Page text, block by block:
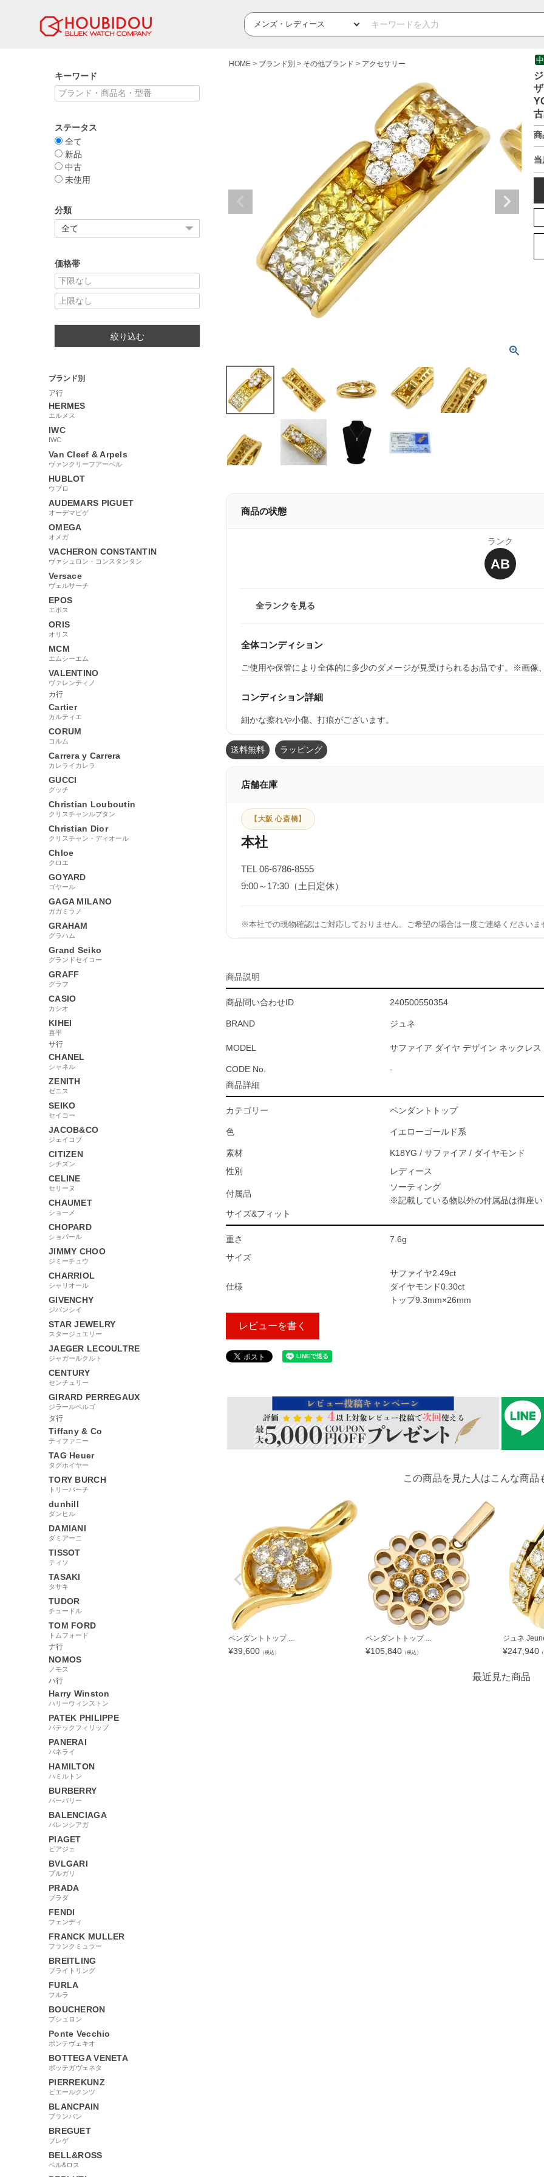
キーワード
ステータス
全て
新品
中古
未使用
分類
価格帯
絞り込む
ブランド別
ア行
HERMES
エルメス
IWC
IWC
Van Cleef & Arpels
ヴァンクリーフアーペル
HUBLOT
ウブロ
AUDEMARS PIGUET
オーデマピゲ
OMEGA
オメガ
VACHERON CONSTANTIN
ヴァシュロン・コンスタンタン
Versace
ヴェルサーチ
EPOS
エポス
ORIS
オリス
MCM
エムシーエム
VALENTINO
ヴァレンティノ
カ行
Cartier
カルティエ
CORUM
コルム
Carrera y Carrera
カレライカレラ
GUCCI
グッチ
Christian Louboutin
クリスチャンルブタン
Christian Dior
クリスチャン・ディオール
Chloe
クロエ
GOYARD
ゴヤール
GAGA MILANO
ガガミラノ
GRAHAM
グラハム
Grand Seiko
グランドセイコー
GRAFF
グラフ
CASIO
カシオ
KIHEI
喜平
サ行
CHANEL
シャネル
ZENITH
ゼニス
SEIKO
セイコー
JACOB&CO
ジェイコブ
CITIZEN
シチズン
CELINE
セリーヌ
CHAUMET
ショーメ
CHOPARD
ショパール
JIMMY CHOO
ジミーチュウ
CHARRIOL
シャリオール
GIVENCHY
ジバンシイ
STAR JEWELRY
スタージュエリー
JAEGER LECOULTRE
ジャガールクルト
CENTURY
センチュリー
GIRARD PERREGAUX
ジラールペルゴ
タ行
Tiffany & Co
ティファニー
TAG Heuer
タグホイヤー
TORY BURCH
トリーバーチ
dunhill
ダンヒル
DAMIANI
ダミアーニ
TISSOT
ティソ
TASAKI
タサキ
TUDOR
チュードル
TOM FORD
トムフォード
ナ行
NOMOS
ノモス
ハ行
Harry Winston
ハリーウィンストン
PATEK PHILIPPE
パテックフィリップ
PANERAI
パネライ
HAMILTON
ハミルトン
BURBERRY
バーバリー
BALENCIAGA
バレンシアガ
PIAGET
ピアジェ
BVLGARI
ブルガリ
PRADA
プラダ
FENDI
フェンディ
FRANCK MULLER
フランクミュラー
BREITLING
ブライトリング
FURLA
フルラ
BOUCHERON
ブシュロン
Ponte Vecchio
ポンテヴェキオ
BOTTEGA VENETA
ボッテガヴェネタ
PIERREKUNZ
ピエールクンツ
BLANCPAIN
ブランパン
BREGUET
ブレゲ
BELL&ROSS
ベル&ロス
HOME ブランド別 その他ブランド アクセサリー
商
商品の状態
ランク
AB
全ランクを見る
全体コンディション
ご使用や保管により全体的に多少のダメージが見受けられるお品です。※画像
コンディション詳細
細かな擦れや小傷、打痕がございます。
送料無料 ラッピング
店舗在庫
【大阪 心斎橋】
本社
TEL 06-6786-8555
9:00～17:30（土日定休）
※本社での現物確認はご対応しておりません。ご希望の場合は一度ご連絡くださいま
商品説明
商品問い合わせID 240500550354
BRAND ジュネ
MODEL サファイア ダイヤ デザイン ネックレス
CODE No.
-
商品詳細
カテゴリー ペンダントトップ
色 イエローゴールド系
素材
K18YG / サファイア / ダイヤモンド
性別
レディース
付属品
ソーティング
※記載している物以外の付属品は御座
サイズ&フィット
重さ
7.6g
サイズ
仕様
サファイヤ2.49ct
ダイヤモンド0.30ct
トップ9.3mm×26mm
レビューを書く
この商品を見た人はこんな商品
ペンダントトップ ...
¥39,600 （税込）
ペンダントトップ ...
¥105,840 （税込）
ジュネ
¥247,940
最近見た商品